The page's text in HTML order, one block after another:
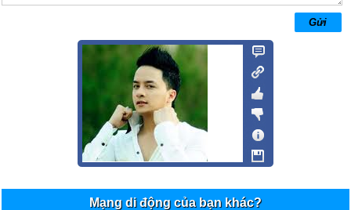
Mạng di động của bạn khác?